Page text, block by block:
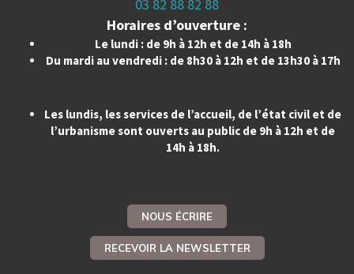
03 82 88 82 88
Horaires d’ouverture :
Le lundi : de 9h à 12h et de 14h à 18h
Du mardi au vendredi : de 8h30 à 12h et de 13h30 à 17h
Les lundis, les services de l’accueil, de l’état civil et de
l’urbanisme sont ouverts au public de 9h à 12h et de
14h à 18h.
NOUS ÉCRIRE
RECEVOIR LA NEWSLETTER